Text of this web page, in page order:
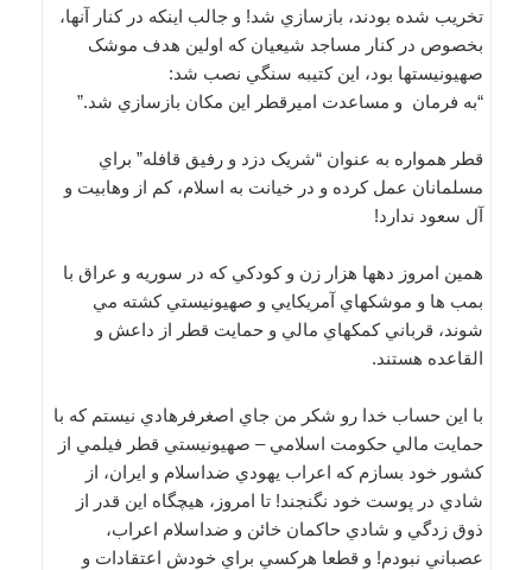
تخريب شده بودند، بازسازي شد! و جالب اينکه در کنار آنها،
بخصوص در کنار مساجد شيعيان که اولين هدف موشک
صهيونيستها بود، اين کتيبه سنگي نصب شد:
“به فرمان و مساعدت اميرقطر اين مکان بازسازي شد.”
قطر همواره به عنوان “شريک دزد و رفيق قافله” براي
مسلمانان عمل کرده و در خيانت به اسلام، کم از وهابيت و
آل سعود ندارد!
همين امروز دهها هزار زن و کودکي که در سوريه و عراق با
بمب ها و موشکهاي آمريکايي و صهيونيستي کشته مي
شوند، قرباني کمکهاي مالي و حمايت قطر از داعش و
القاعده هستند.
با اين حساب خدا رو شکر من جاي اصغرفرهادي نيستم که با
حمايت مالي حکومت اسلامي – صهيونيستي قطر فيلمي از
کشور خود بسازم که اعراب يهودي ضداسلام و ايران، از
شادي در پوست خود نگنجند! تا امروز، هيچگاه اين قدر از
ذوق زدگي و شادي حاکمان خائن و ضداسلام اعراب،
عصباني نبودم! و قطعا هرکسي براي خودش اعتقادات و